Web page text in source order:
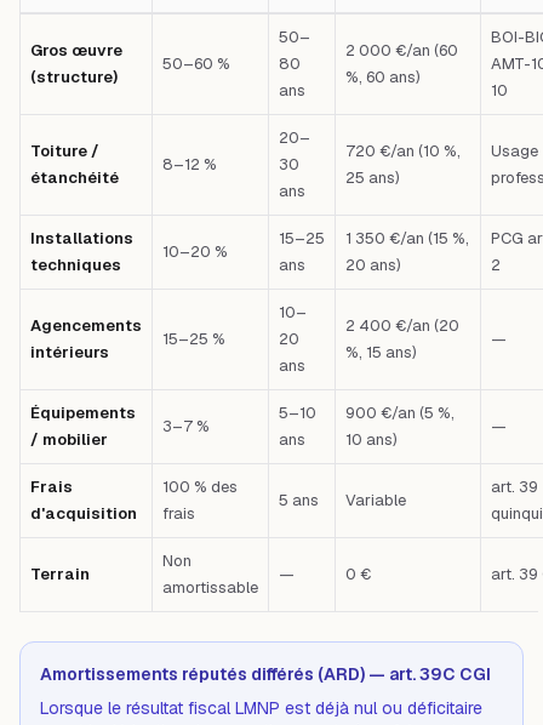
Gros œuvre
(structure)
50–60 %
50–
80
ans
2 000 €/an (60
%, 60 ans)
BOI-
AMT-
10
Toiture /
étanchéité
8–12 %
20–
30
ans
720 €/an (10 %,
25 ans)
Usage
Installations
techniques
10–20 %
15–25
ans
1 350 €/an (15 %,
20 ans)
PCG
2
Agencements
intérieurs
15–25 %
10–
20
ans
2 400 €/an (20
%, 15 ans)
—
Équipements
/ mobilier
3–7 %
5–10
ans
900 €/an (5 %,
10 ans)
—
Frais
d'acquisition
100 % des
frais
5 ans Variable
art. 39
Terrain
Non
amortissable
— 0 € art. 39
Amortissements réputés différés (ARD) — art. 39C CGI
Lorsque le résultat fiscal LMNP est déjà nul ou déficitaire